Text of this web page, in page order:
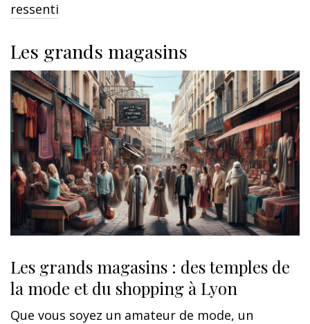
ressenti
Les grands magasins
Les grands magasins : des temples de
la mode et du shopping à Lyon
Que vous soyez un amateur de mode, un